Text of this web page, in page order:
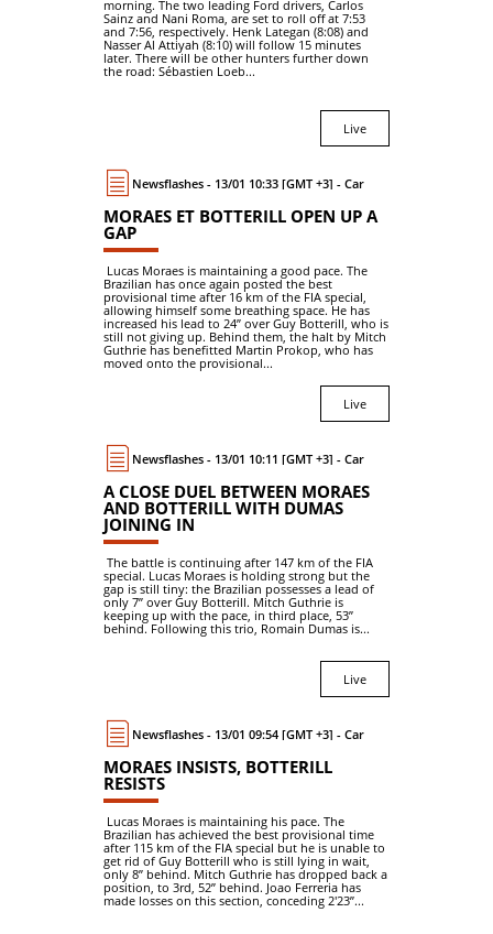
morning. The two leading Ford drivers, Carlos
Sainz and Nani Roma, are set to roll off at 7:53
and 7:56, respectively. Henk Lategan (8:08) and
Nasser Al Attiyah (8:10) will follow 15 minutes
later. There will be other hunters further down
the road: Sébastien Loeb...
Live
Newsflashes - 13/01 10:33 [GMT +3] - Car
MORAES ET BOTTERILL OPEN UP A
GAP
Lucas Moraes is maintaining a good pace. The
Brazilian has once again posted the best
provisional time after 16 km of the FIA special,
allowing himself some breathing space. He has
increased his lead to 24’’ over Guy Botterill, who is
still not giving up. Behind them, the halt by Mitch
Guthrie has benefitted Martin Prokop, who has
moved onto the provisional...
Live
Newsflashes - 13/01 10:11 [GMT +3] - Car
A CLOSE DUEL BETWEEN MORAES
AND BOTTERILL WITH DUMAS
JOINING IN
The battle is continuing after 147 km of the FIA
special. Lucas Moraes is holding strong but the
gap is still tiny: the Brazilian possesses a lead of
only 7’’ over Guy Botterill. Mitch Guthrie is
keeping up with the pace, in third place, 53’’
behind. Following this trio, Romain Dumas is...
Live
Newsflashes - 13/01 09:54 [GMT +3] - Car
MORAES INSISTS, BOTTERILL
RESISTS
Lucas Moraes is maintaining his pace. The
Brazilian has achieved the best provisional time
after 115 km of the FIA special but he is unable to
get rid of Guy Botterill who is still lying in wait,
only 8’’ behind. Mitch Guthrie has dropped back a
position, to 3rd, 52’’ behind. Joao Ferreria has
made losses on this section, conceding 2'23’’...